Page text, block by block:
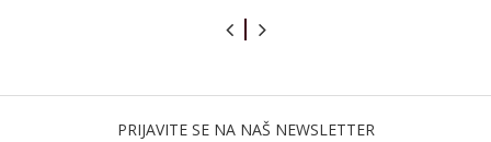
PRIJAVITE SE NA NAŠ NEWSLETTER